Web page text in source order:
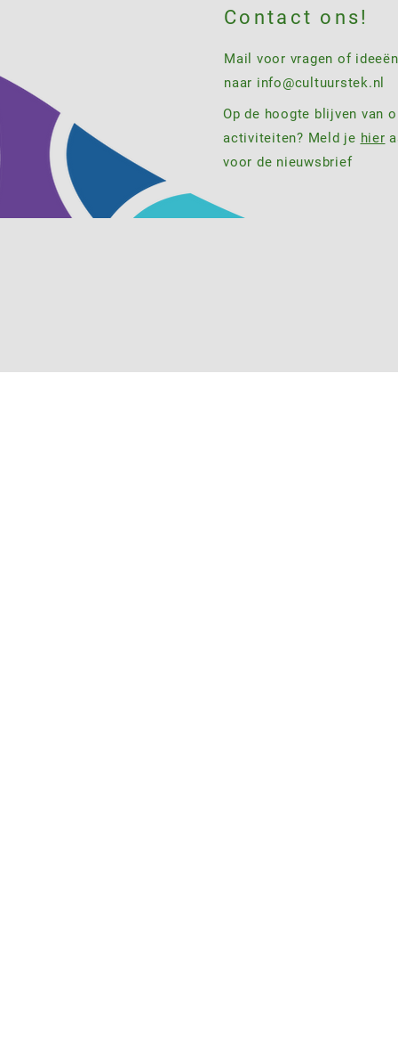
Contact ons!
Mail voor vragen of ideeën
naar info@cultuurstek.nl
Op de hoogte blijven van
activiteiten? Meld je hier
voor de nieuwsbrief